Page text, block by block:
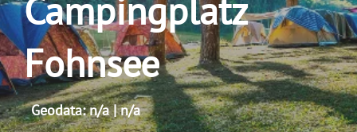
Campingplatz
Fohnsee
Geodata: n/a | n/a